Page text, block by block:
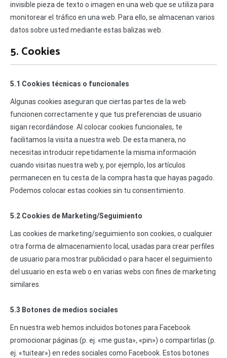
invisible pieza de texto o imagen en una web que se utiliza para
monitorear el tráfico en una web. Para ello, se almacenan varios
datos sobre usted mediante estas balizas web.
5. Cookies
5.1 Cookies técnicas o funcionales
Algunas cookies aseguran que ciertas partes de la web
funcionen correctamente y que tus preferencias de usuario
sigan recordándose. Al colocar cookies funcionales, te
facilitamos la visita a nuestra web. De esta manera, no
necesitas introducir repetidamente la misma información
cuando visitas nuestra web y, por ejemplo, los artículos
permanecen en tu cesta de la compra hasta que hayas pagado.
Podemos colocar estas cookies sin tu consentimiento.
5.2 Cookies de Marketing/Seguimiento
Las cookies de marketing/seguimiento son cookies, o cualquier
otra forma de almacenamiento local, usadas para crear perfiles
de usuario para mostrar publicidad o para hacer el seguimiento
del usuario en esta web o en varias webs con fines de marketing
similares.
5.3 Botones de medios sociales
En nuestra web hemos incluidos botones para Facebook
promocionar páginas (p. ej. «me gusta», «pin») o compartirlas (p.
ej. «tuitear») en redes sociales como Facebook. Estos botones